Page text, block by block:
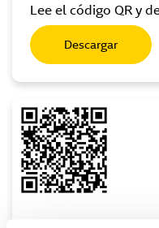
Lee el código QR y
Descargar